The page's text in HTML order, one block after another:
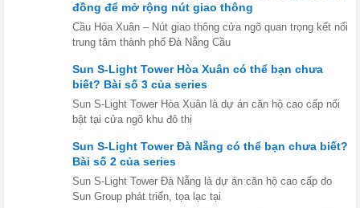
đồng để mở rộng nút giao thông
Cầu Hòa Xuân – Nút giao thông cửa ngõ quan trọng kết nối
trung tâm thành phố Đà Nẵng Cầu
Sun S-Light Tower Hòa Xuân có thể bạn chưa
biết? Bài số 3 của series
Sun S-Light Tower Hòa Xuân là dự án căn hộ cao cấp nổi
bật tại cửa ngõ khu đô thị
Sun S-Light Tower Đà Nẵng có thể bạn chưa biết?
Bài số 2 của series
Sun S-Light Tower Đà Nẵng là dự án căn hộ cao cấp do
Sun Group phát triển, tọa lạc tại